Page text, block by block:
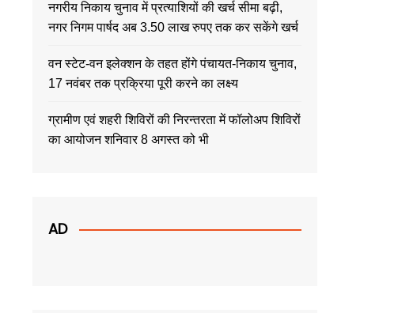
नगरीय निकाय चुनाव में प्रत्याशियों की खर्च सीमा बढ़ी,
नगर निगम पार्षद अब 3.50 लाख रुपए तक कर सकेंगे खर्च
वन स्टेट-वन इलेक्शन के तहत होंगे पंचायत-निकाय चुनाव,
17 नवंबर तक प्रक्रिया पूरी करने का लक्ष्य
ग्रामीण एवं शहरी शिविरों की निरन्तरता में फॉलोअप शिविरों
का आयोजन शनिवार 8 अगस्त को भी
AD